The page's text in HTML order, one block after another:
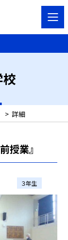
> 詳細
業』
３年生